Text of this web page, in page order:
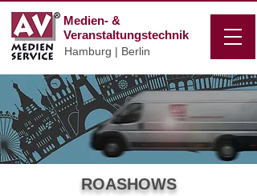
Medien- &
Veranstaltungstechnik
Hamburg | Berlin
ROASHOWS